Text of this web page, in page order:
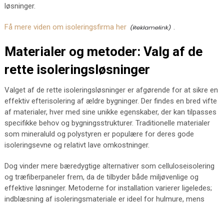
løsninger.
Få mere viden om isoleringsfirma her .
Materialer og metoder: Valg af de
rette isoleringsløsninger
Valget af de rette isoleringsløsninger er afgørende for at sikre en
effektiv efterisolering af ældre bygninger. Der findes en bred vifte
af materialer, hver med sine unikke egenskaber, der kan tilpasses
specifikke behov og bygningsstrukturer. Traditionelle materialer
som mineraluld og polystyren er populære for deres gode
isoleringsevne og relativt lave omkostninger.
Dog vinder mere bæredygtige alternativer som celluloseisolering
og træfiberpaneler frem, da de tilbyder både miljøvenlige og
effektive løsninger. Metoderne for installation varierer ligeledes;
indblæsning af isoleringsmateriale er ideel for hulmure, mens